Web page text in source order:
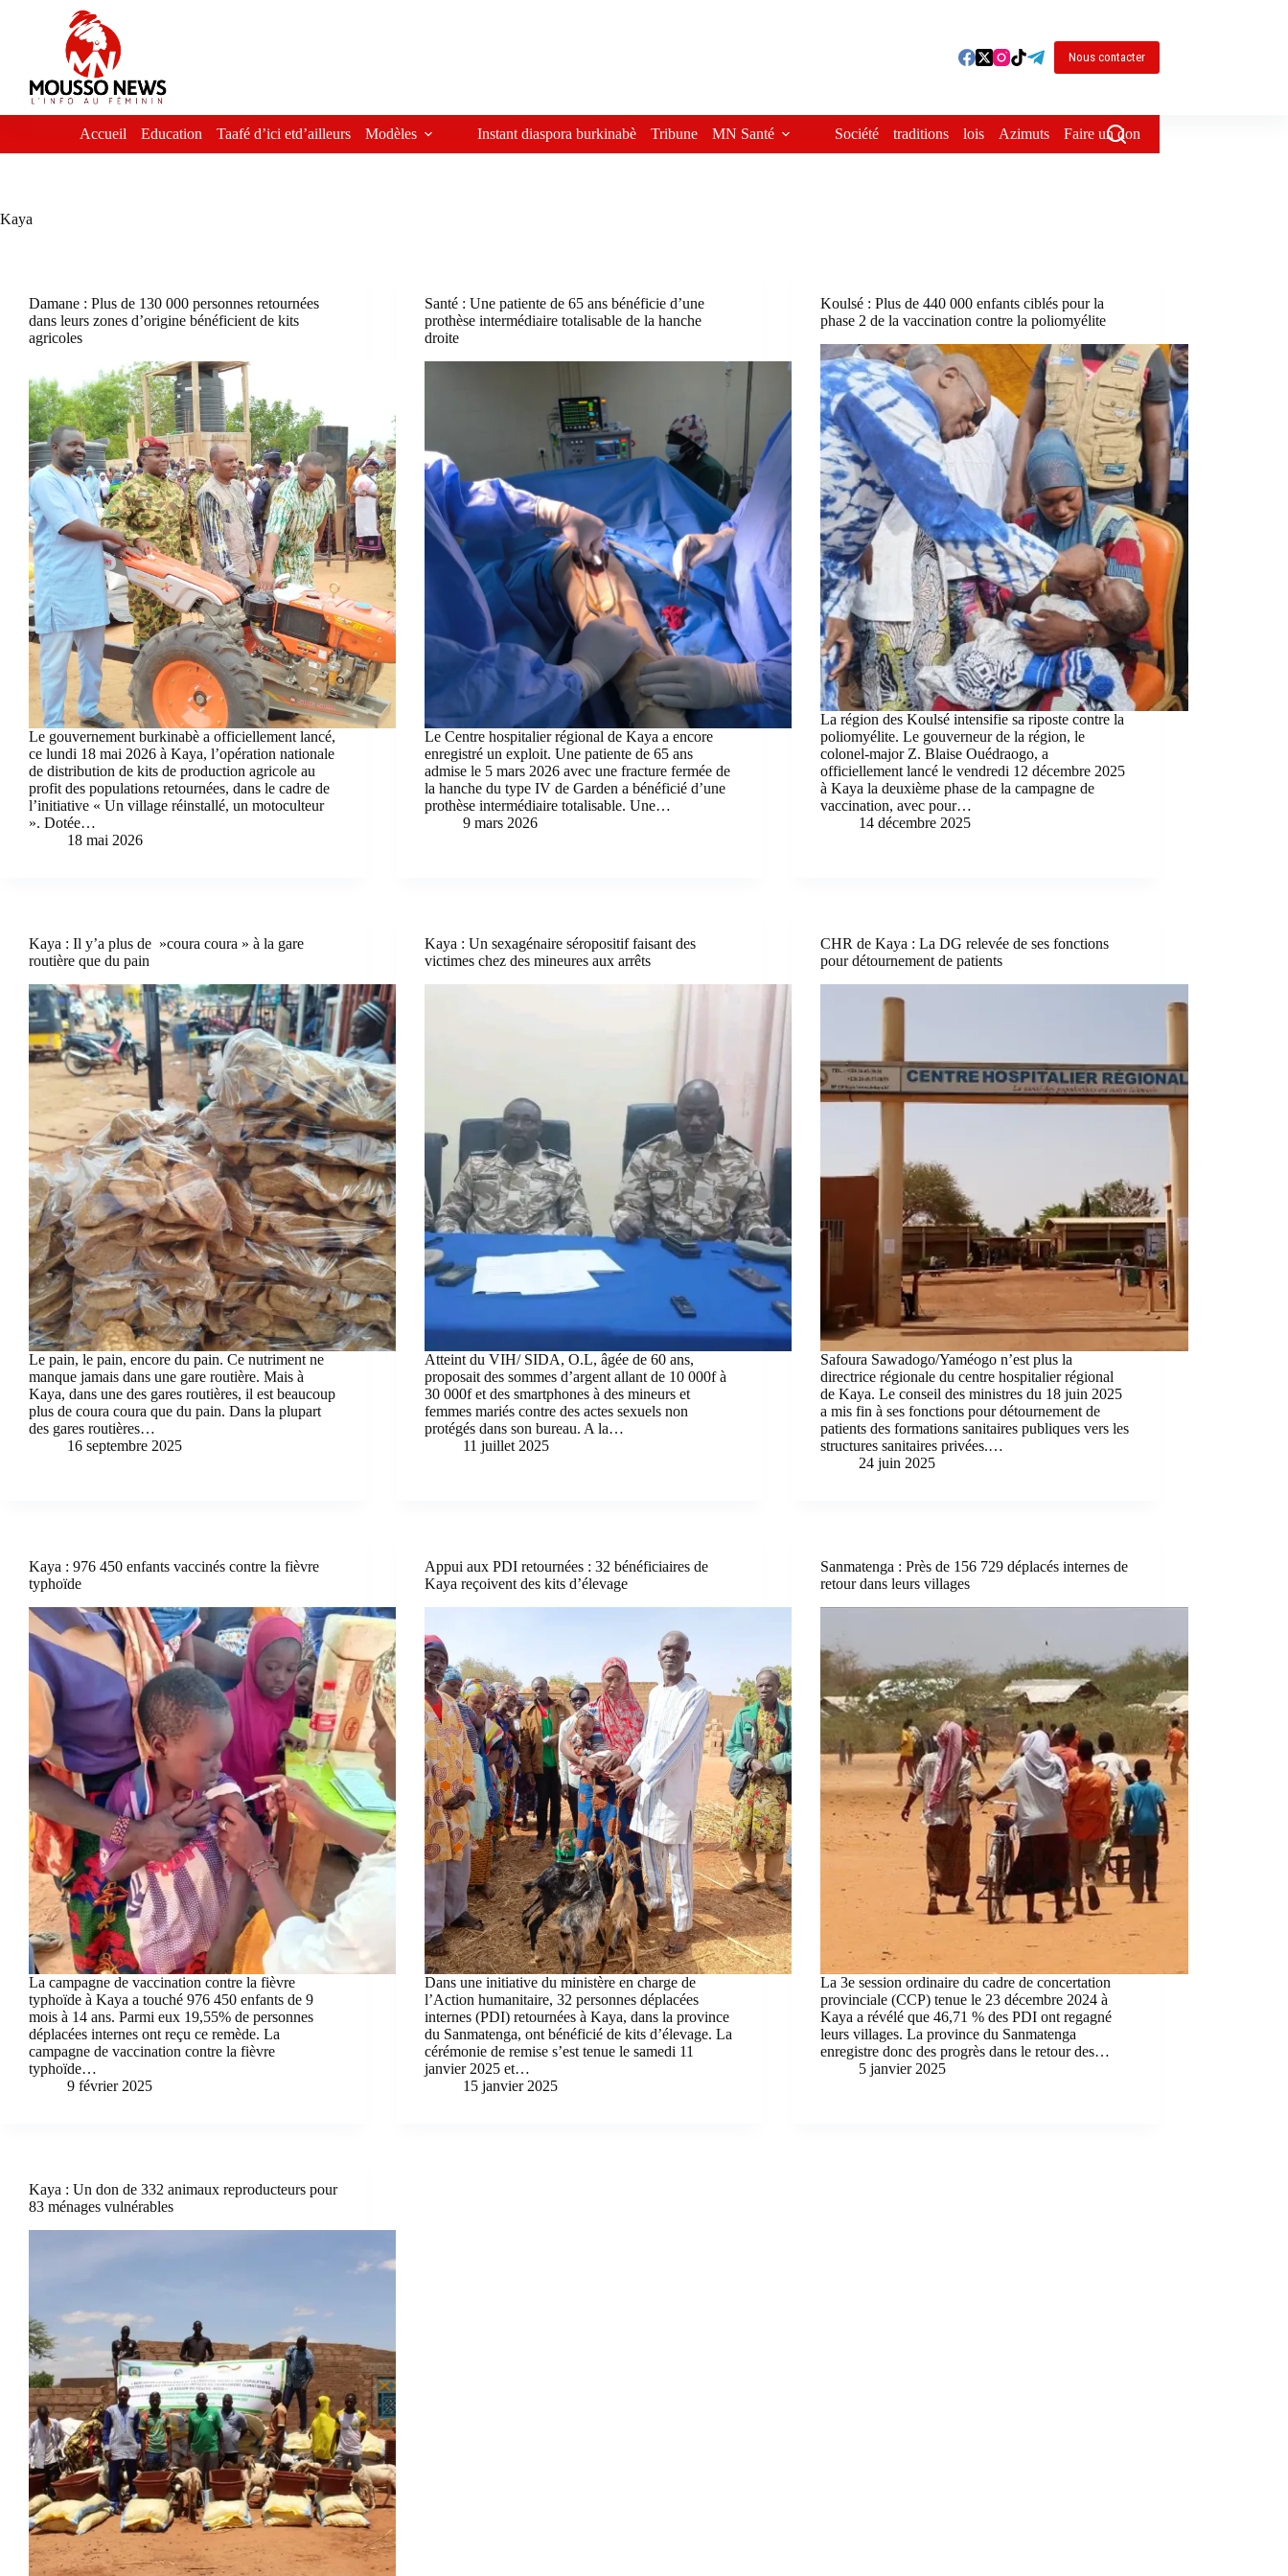
Nous contacter
Accueil Education Taafé d’ici etd’ailleurs Modèles Instant diaspora burkinabè Tribune MN Santé Société traditions lois Azimuts Faire un don
Kaya
Damane : Plus de 130 000 personnes retournées
dans leurs zones d’origine bénéficient de kits
agricoles
Le gouvernement burkinabè a officiellement lancé,
ce lundi 18 mai 2026 à Kaya, l’opération nationale
de distribution de kits de production agricole au
profit des populations retournées, dans le cadre de
l’initiative « Un village réinstallé, un motoculteur
». Dotée…
18 mai 2026
Santé : Une patiente de 65 ans bénéficie d’une
prothèse intermédiaire totalisable de la hanche
droite
Le Centre hospitalier régional de Kaya a encore
enregistré un exploit. Une patiente de 65 ans
admise le 5 mars 2026 avec une fracture fermée de
la hanche du type IV de Garden a bénéficié d’une
prothèse intermédiaire totalisable. Une…
9 mars 2026
Koulsé : Plus de 440 000 enfants ciblés pour la
phase 2 de la vaccination contre la poliomyélite
La région des Koulsé intensifie sa riposte contre la
poliomyélite. Le gouverneur de la région, le
colonel-major Z. Blaise Ouédraogo, a
officiellement lancé le vendredi 12 décembre 2025
à Kaya la deuxième phase de la campagne de
vaccination, avec pour…
14 décembre 2025
Kaya : Il y’a plus de »coura coura » à la gare
routière que du pain
Le pain, le pain, encore du pain. Ce nutriment ne
manque jamais dans une gare routière. Mais à
Kaya, dans une des gares routières, il est beaucoup
plus de coura coura que du pain. Dans la plupart
des gares routières…
16 septembre 2025
Kaya : Un sexagénaire séropositif faisant des
victimes chez des mineures aux arrêts
Atteint du VIH/ SIDA, O.L, âgée de 60 ans,
proposait des sommes d’argent allant de 10 000f à
30 000f et des smartphones à des mineurs et
femmes mariés contre des actes sexuels non
protégés dans son bureau. A la…
11 juillet 2025
CHR de Kaya : La DG relevée de ses fonctions
pour détournement de patients
Safoura Sawadogo/Yaméogo n’est plus la
directrice régionale du centre hospitalier régional
de Kaya. Le conseil des ministres du 18 juin 2025
a mis fin à ses fonctions pour détournement de
patients des formations sanitaires publiques vers les
structures sanitaires privées.…
24 juin 2025
Kaya : 976 450 enfants vaccinés contre la fièvre
typhoïde
La campagne de vaccination contre la fièvre
typhoïde à Kaya a touché 976 450 enfants de 9
mois à 14 ans. Parmi eux 19,55% de personnes
déplacées internes ont reçu ce remède. La
campagne de vaccination contre la fièvre
typhoïde…
9 février 2025
Appui aux PDI retournées : 32 bénéficiaires de
Kaya reçoivent des kits d’élevage
Dans une initiative du ministère en charge de
l’Action humanitaire, 32 personnes déplacées
internes (PDI) retournées à Kaya, dans la province
du Sanmatenga, ont bénéficié de kits d’élevage. La
cérémonie de remise s’est tenue le samedi 11
janvier 2025 et…
15 janvier 2025
Sanmatenga : Près de 156 729 déplacés internes de
retour dans leurs villages
La 3e session ordinaire du cadre de concertation
provinciale (CCP) tenue le 23 décembre 2024 à
Kaya a révélé que 46,71 % des PDI ont regagné
leurs villages. La province du Sanmatenga
enregistre donc des progrès dans le retour des…
5 janvier 2025
Kaya : Un don de 332 animaux reproducteurs pour
83 ménages vulnérables